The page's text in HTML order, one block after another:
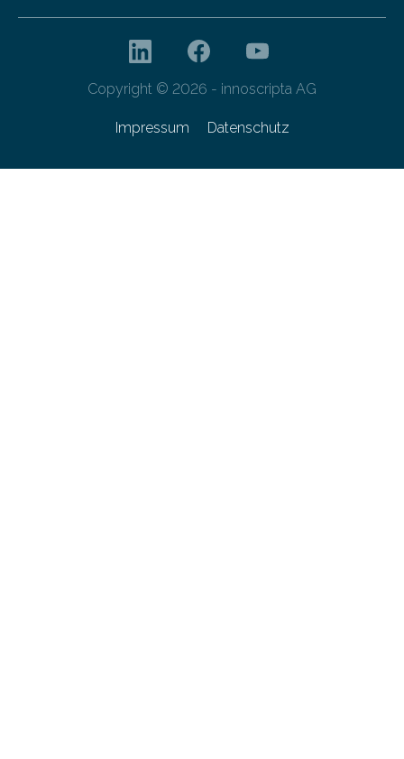
Copyright © 2026 - innoscripta AG
Impressum Datenschutz